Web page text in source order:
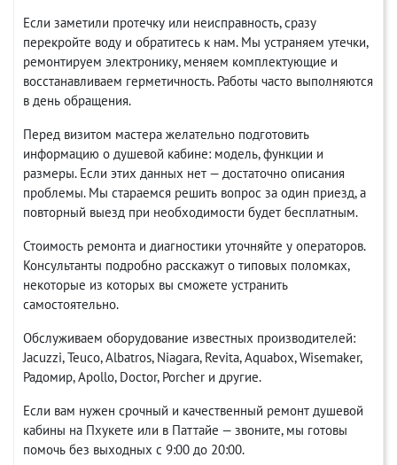
Если заметили протечку или неисправность, сразу
перекройте воду и обратитесь к нам. Мы устраняем утечки,
ремонтируем электронику, меняем комплектующие и
восстанавливаем герметичность. Работы часто выполняются
в день обращения.
Перед визитом мастера желательно подготовить
информацию о душевой кабине: модель, функции и
размеры. Если этих данных нет — достаточно описания
проблемы. Мы стараемся решить вопрос за один приезд, а
повторный выезд при необходимости будет бесплатным.
Стоимость ремонта и диагностики уточняйте у операторов.
Консультанты подробно расскажут о типовых поломках,
некоторые из которых вы сможете устранить
самостоятельно.
Обслуживаем оборудование известных производителей:
Jacuzzi, Teuco, Albatros, Niagara, Revita, Aquabox, Wisemaker,
Радомир, Apollo, Doctor, Porcher и другие.
Если вам нужен срочный и качественный ремонт душевой
кабины на Пхукете или в Паттайе — звоните, мы готовы
помочь без выходных с 9:00 до 20:00.